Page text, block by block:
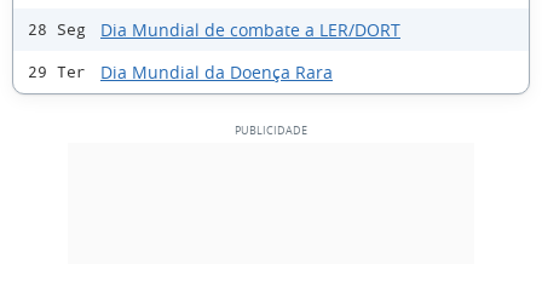
28 Seg Dia Mundial de combate a LER/DORT
29 Ter Dia Mundial da Doença Rara